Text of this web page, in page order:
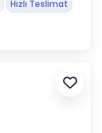
Hızlı Teslimat